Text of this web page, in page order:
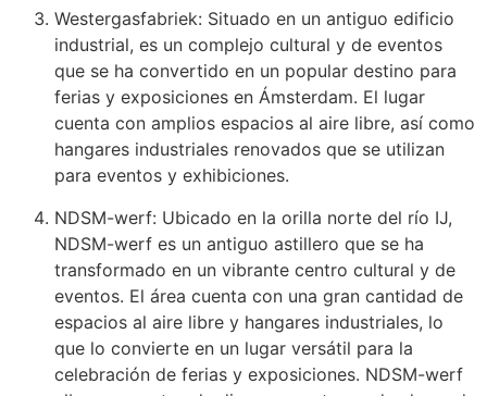
Westergasfabriek: Situado en un antiguo edificio
industrial, es un complejo cultural y de eventos
que se ha convertido en un popular destino para
ferias y exposiciones en Ámsterdam. El lugar
cuenta con amplios espacios al aire libre, así como
hangares industriales renovados que se utilizan
para eventos y exhibiciones.
NDSM-werf: Ubicado en la orilla norte del río IJ,
NDSM-werf es un antiguo astillero que se ha
transformado en un vibrante centro cultural y de
eventos. El área cuenta con una gran cantidad de
espacios al aire libre y hangares industriales, lo
que lo convierte en un lugar versátil para la
celebración de ferias y exposiciones. NDSM-werf